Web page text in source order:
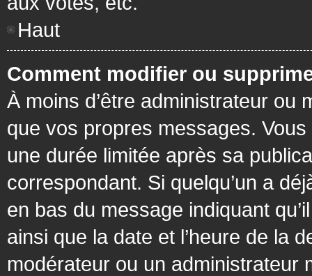
Haut
Comment modifier ou
À moins d’être administrateur ou
que vos propres messages.
une durée limitée après sa
correspondant. Si quelqu’un a
en bas du message indiquant
ainsi que la date et l’heure de la
modérateur ou un administrateur